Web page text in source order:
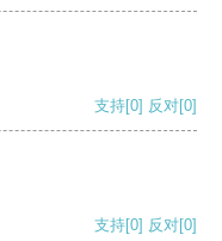
支持[0] 反对[0]
支持[0] 反对[0]